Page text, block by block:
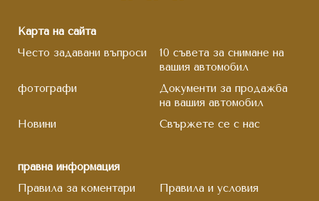
Карта на сайта
Често задавани въпроси
10 съвета за снимане на
вашия автомобил
фотографи
Документи за продажба
на вашия автомобил
Новини
Свържете се с нас
правна информация
Правила за коментари
Правила и условия